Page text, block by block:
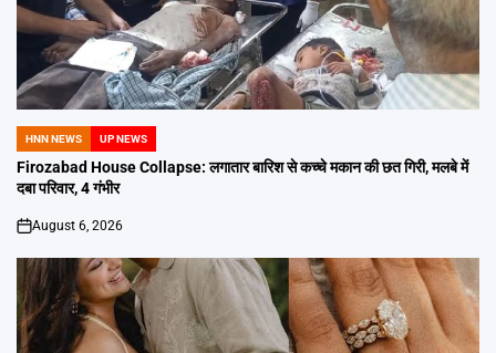
POSTED
IN
HNN NEWS UP NEWS
Firozabad House Collapse: लगातार बारिश से कच्चे मकान की छत गिरी, मलबे में
दबा परिवार, 4 गंभीर
on
August 6, 2026